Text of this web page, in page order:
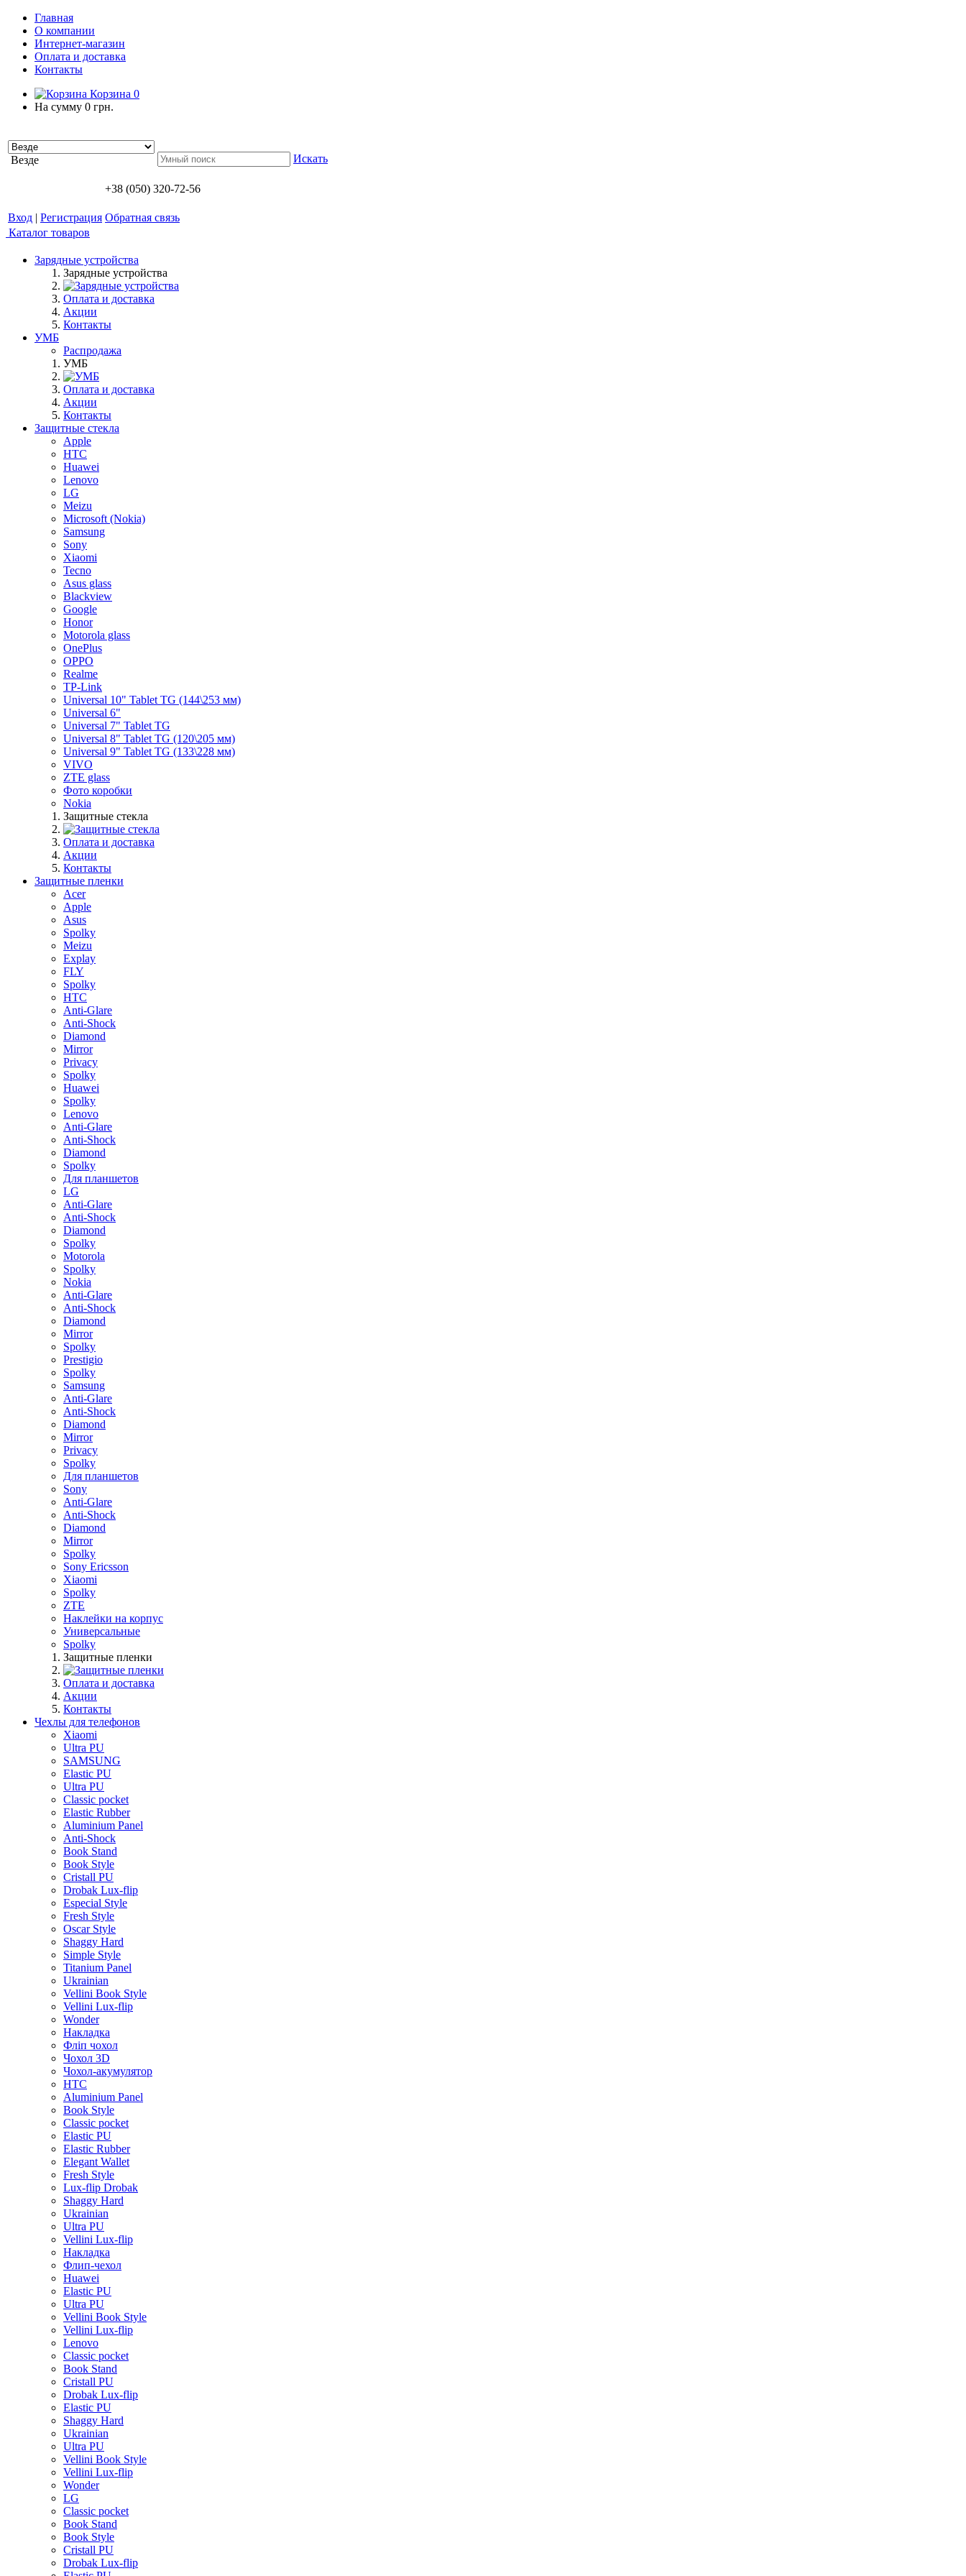
Главная
О компании
Интернет-магазин
Оплата и доставка
Контакты
Корзина 0
На сумму 0 грн.
Везде Искать
+38 (050) 320-72-56
Вход | Регистрация Обратная связь
Каталог товаров
Зарядные устройства
Зарядные устройства
Оплата и доставка
Акции
Контакты
УМБ
Распродажа
УМБ
Оплата и доставка
Акции
Контакты
Защитные стекла
Apple
HTC
Huawei
Lenovo
LG
Meizu
Microsoft (Nokia)
Samsung
Sony
Xiaomi
Tecno
Asus glass
Blackview
Google
Honor
Motorola glass
OnePlus
OPPO
Realme
TP-Link
Universal 10" Tablet TG (144\253 мм)
Universal 6"
Universal 7" Tablet TG
Universal 8" Tablet TG (120\205 мм)
Universal 9" Tablet TG (133\228 мм)
VIVO
ZTE glass
Фото коробки
Nokia
Защитные стекла
Оплата и доставка
Акции
Контакты
Защитные пленки
Acer
Apple
Asus
Spolky
Meizu
Explay
FLY
Spolky
HTC
Anti-Glare
Anti-Shock
Diamond
Mirror
Privacy
Spolky
Huawei
Spolky
Lenovo
Anti-Glare
Anti-Shock
Diamond
Spolky
Для планшетов
LG
Anti-Glare
Anti-Shock
Diamond
Spolky
Motorola
Spolky
Nokia
Anti-Glare
Anti-Shock
Diamond
Mirror
Spolky
Prestigio
Spolky
Samsung
Anti-Glare
Anti-Shock
Diamond
Mirror
Privacy
Spolky
Для планшетов
Sony
Anti-Glare
Anti-Shock
Diamond
Mirror
Spolky
Sony Ericsson
Xiaomi
Spolky
ZTE
Наклейки на корпус
Универсальные
Spolky
Защитные пленки
Оплата и доставка
Акции
Контакты
Чехлы для телефонов
Xiaomi
Ultra PU
SAMSUNG
Elastic PU
Ultra PU
Classic pocket
Elastic Rubber
Aluminium Panel
Anti-Shock
Book Stand
Book Style
Cristall PU
Drobak Lux-flip
Especial Style
Fresh Style
Oscar Style
Shaggy Hard
Simple Style
Titanium Panel
Ukrainian
Vellini Book Style
Vellini Lux-flip
Wonder
Накладка
Фліп чохол
Чохол 3D
Чохол-акумулятор
HTC
Aluminium Panel
Book Style
Classic pocket
Elastic PU
Elastic Rubber
Elegant Wallet
Fresh Style
Lux-flip Drobak
Shaggy Hard
Ukrainian
Ultra PU
Vellini Lux-flip
Накладка
Флип-чехол
Huawei
Elastic PU
Ultra PU
Vellini Book Style
Vellini Lux-flip
Lenovo
Classic pocket
Book Stand
Cristall PU
Drobak Lux-flip
Elastic PU
Shaggy Hard
Ukrainian
Ultra PU
Vellini Book Style
Vellini Lux-flip
Wonder
LG
Classic pocket
Book Stand
Book Style
Cristall PU
Drobak Lux-flip